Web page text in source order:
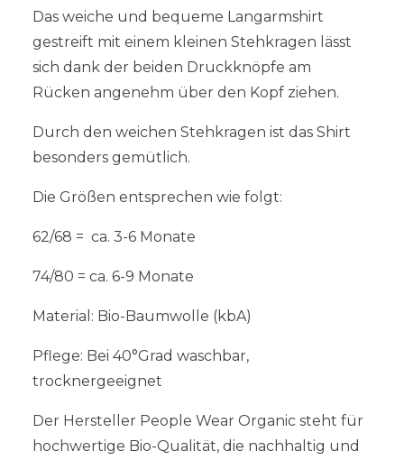
Das weiche und bequeme Langarmshirt
gestreift mit einem kleinen Stehkragen lässt
sich dank der beiden Druckknöpfe am
Rücken angenehm über den Kopf ziehen.
Durch den weichen Stehkragen ist das Shirt
besonders gemütlich.
Die Größen entsprechen wie folgt:
62/68 = ca. 3-6 Monate
74/80 = ca. 6-9 Monate
Material: Bio-Baumwolle (kbA)
Pflege: Bei 40°Grad waschbar,
trocknergeeignet
Der Hersteller People Wear Organic steht für
hochwertige Bio-Qualität, die nachhaltig und